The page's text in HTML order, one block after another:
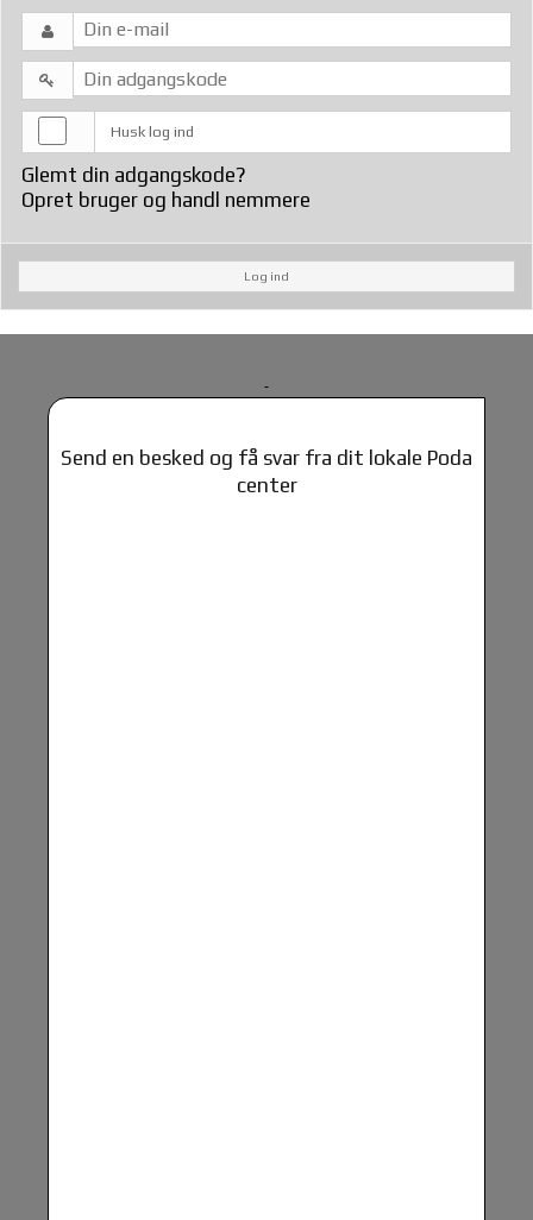
Husk log ind
Glemt din adgangskode?
Opret bruger og handl nemmere
Log ind
Send en besked og få svar fra dit lokale Poda
center